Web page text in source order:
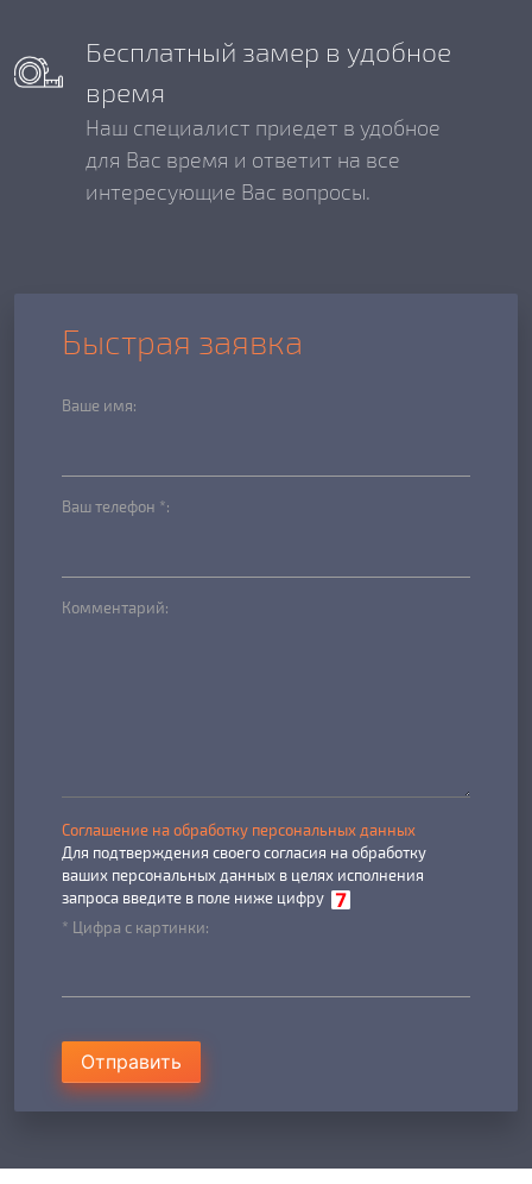
Бесплатный замер в удобное
время
Наш специалист приедет в удобное
для Вас время и ответит на все
интересующие Вас вопросы.
Быстрая заявка
Ваше имя:
Ваш телефон *:
Комментарий:
Соглашение на обработку персональных данных
Для подтверждения своего согласия на обработку
ваших персональных данных в целях исполнения
запроса введите в поле ниже цифру
* Цифра с картинки:
Отправить